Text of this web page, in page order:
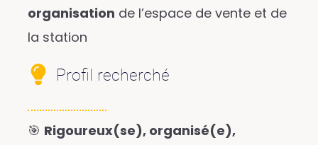
organisation de l’espace de vente et de
la station
Profil recherché
🎯 Rigoureux(se), organisé(e),